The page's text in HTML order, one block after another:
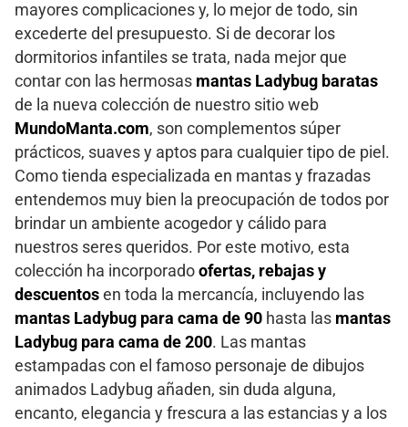
mayores complicaciones y, lo mejor de todo, sin
excederte del presupuesto. Si de decorar los
dormitorios infantiles se trata, nada mejor que
contar con las hermosas mantas Ladybug baratas
de la nueva colección de nuestro sitio web
MundoManta.com, son complementos súper
prácticos, suaves y aptos para cualquier tipo de piel.
Como tienda especializada en mantas y frazadas
entendemos muy bien la preocupación de todos por
brindar un ambiente acogedor y cálido para
nuestros seres queridos. Por este motivo, esta
colección ha incorporado ofertas, rebajas y
descuentos en toda la mercancía, incluyendo las
mantas Ladybug para cama de 90 hasta las mantas
Ladybug para cama de 200. Las mantas
estampadas con el famoso personaje de dibujos
animados Ladybug añaden, sin duda alguna,
encanto, elegancia y frescura a las estancias y a los